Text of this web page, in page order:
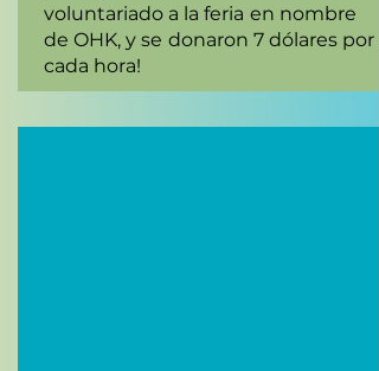
voluntariado a la feria en nombre
de OHK, y se donaron 7 dólares por
cada hora!